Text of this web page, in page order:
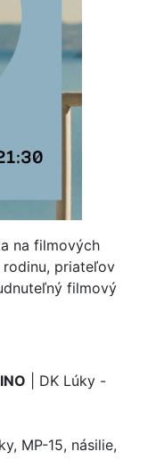
na filmových
priateľov
filmový
| DK Lúky -
MP-15, násilie,